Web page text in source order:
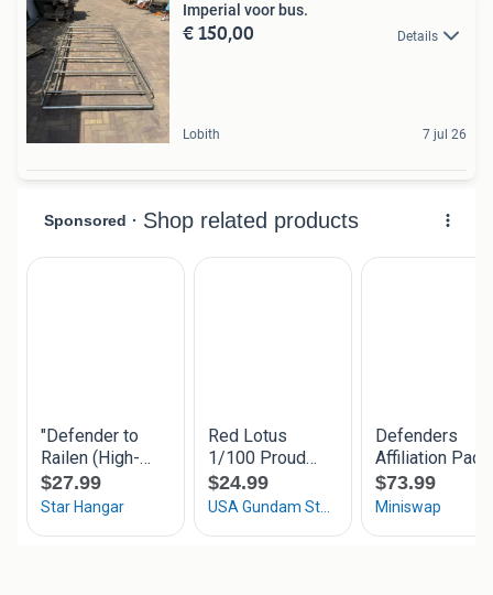
Imperial voor bus.
€ 150,00 Details
Lobith 7 jul 26